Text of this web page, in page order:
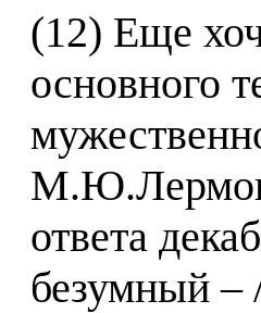
(12) Еще
основного
ответа
безумный –